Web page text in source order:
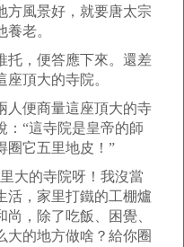
方風景好，就要唐太宗
老。
托，便答應下來。還差
頂大的寺院。
人便商量這座頂大的寺
：“這寺院是皇帝的師
圈它五里地皮！”
大的寺院呀！我沒當
活，家里打鐵的工棚爐
，除了吃飯、困覺、
大的地方做啥？給你圈